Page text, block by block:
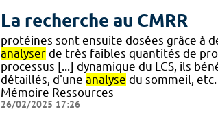
La recherche au CMRR
protéines sont ensuite dosées grâce à
analyserde très faibles quantités de
processus [...] dynamique du LCS, ils
détaillés, d'une analyse du sommeil,
Mémoire Ressources
26/02/2025 17:26